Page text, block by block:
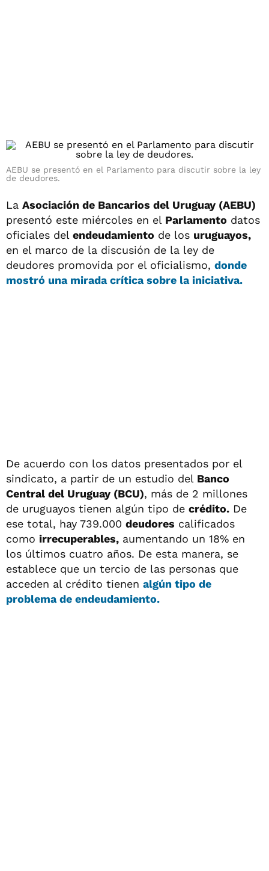
AEBU se presentó en el Parlamento para discutir sobre la ley
de deudores.
La Asociación de Bancarios del Uruguay (AEBU)
presentó este miércoles en el Parlamento datos
oficiales del endeudamiento de los uruguayos,
en el marco de la discusión de la ley de
deudores promovida por el oficialismo, donde
mostró una mirada crítica sobre la iniciativa.
De acuerdo con los datos presentados por el
sindicato, a partir de un estudio del Banco
Central del Uruguay (BCU), más de 2 millones
de uruguayos tienen algún tipo de crédito. De
ese total, hay 739.000 deudores calificados
como irrecuperables, aumentando un 18% en
los últimos cuatro años. De esta manera, se
establece que un tercio de las personas que
acceden al crédito tienen algún tipo de
problema de endeudamiento.